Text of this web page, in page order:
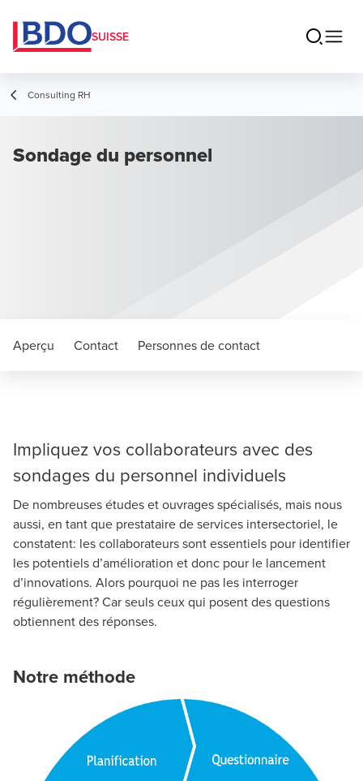
SUISSE
Consulting RH
Sondage du personnel
Aperçu Contact Personnes de contact
Impliquez vos collaborateurs avec des
sondages du personnel individuels
De nombreuses études et ouvrages spécialisés, mais nous
aussi, en tant que prestataire de services intersectoriel, le
constatent: les collaborateurs sont essentiels pour identifier
les potentiels d’amélioration et donc pour le lancement
d’innovations. Alors pourquoi ne pas les interroger
régulièrement? Car seuls ceux qui posent des questions
obtiennent des réponses.
Notre méthode